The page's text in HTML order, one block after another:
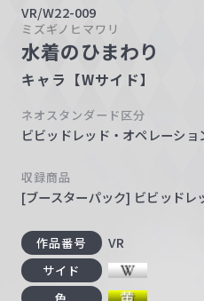
VR/W22-009
ミズギノヒマワリ
水着のひまわり
キャラ【Wサイド】
ネオスタンダード区分
ビビッドレッド・オペレーショ
収録商品
[ブースターパック] ビビッドレ
作品番号 VR
サイド